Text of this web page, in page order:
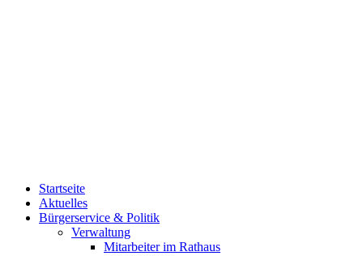
Startseite
Aktuelles
Bürgerservice & Politik
Verwaltung
Mitarbeiter im Rathaus